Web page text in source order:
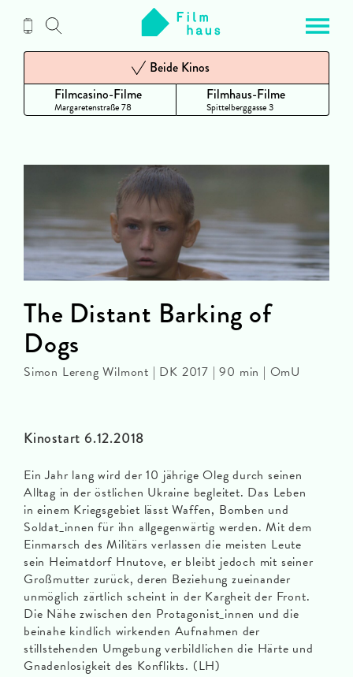
Inhalt
Filmcasino-Filme
Margaretenstraße 78
Beide Kinos
Filmhaus-Filme
Spittelberggasse 3
Kinostart 6.12.2018
Ein Jahr lang wird der 10 jährige Oleg durch seinen
Alltag in der östlichen Ukraine begleitet. Das Leben
in einem Kriegsgebiet lässt Waffen, Bomben und
Soldat_innen für ihn allgegenwärtig werden. Mit dem
Einmarsch des Militärs verlassen die meisten Leute
sein Heimatdorf Hnutove, er bleibt jedoch mit seiner
Großmutter zurück, deren Beziehung zueinander
unmöglich zärtlich scheint in der Kargheit der Front.
Die Nähe zwischen den Protagonist_innen und die
beinahe kindlich wirkenden Aufnahmen der
stillstehenden Umgebung verbildlichen die Härte und
Gnadenlosigkeit des Konflikts. (LH)
The Distant Barking of
Dogs
Simon Lereng Wilmont | DK 2017 | 90 min | OmU